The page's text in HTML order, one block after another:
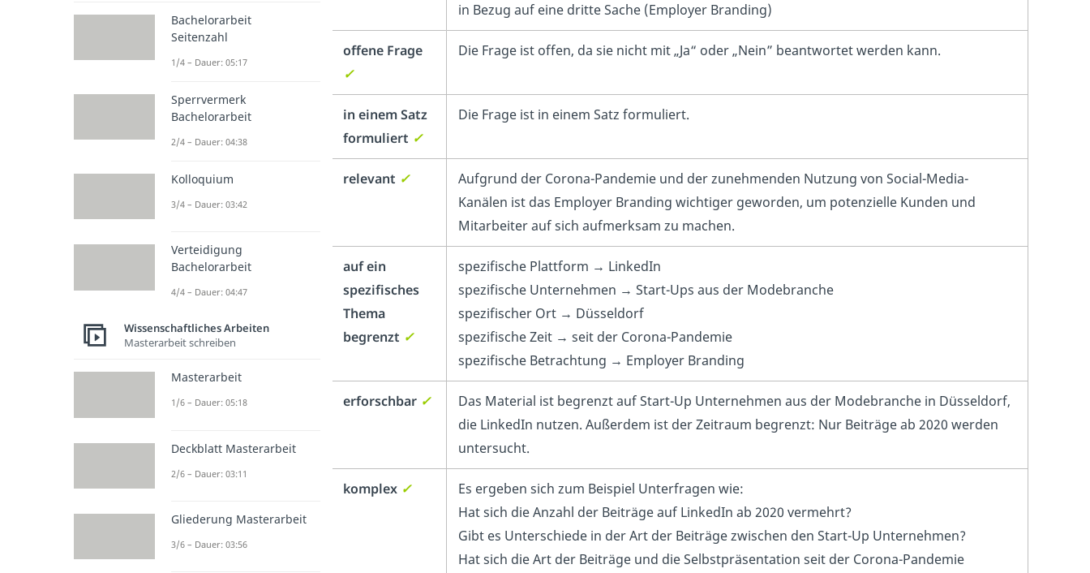
in Bezug auf eine dritte Sache (Employer Branding)
offene Frage
✓
Die Frage ist offen, da sie nicht mit „Ja“ oder „Nein” beantwortet werden kann.
in einem Satz
formuliert ✓
Die Frage ist in einem Satz formuliert.
relevant ✓
Aufgrund der Corona-Pandemie und der zunehmenden Nutzung von Social-Media-
Kanälen ist das Employer Branding wichtiger geworden, um potenzielle Kunden und
Mitarbeiter auf sich aufmerksam zu machen.
auf ein
spezifisches
Thema
begrenzt ✓
spezifische Plattform → LinkedIn
spezifische Unternehmen → Start-Ups aus der Modebranche
spezifischer Ort → Düsseldorf
spezifische Zeit → seit der Corona-Pandemie
spezifische Betrachtung → Employer Branding
erforschbar ✓
Das Material ist begrenzt auf Start-Up Unternehmen aus der Modebranche in Düsseldorf,
die LinkedIn nutzen. Außerdem ist der Zeitraum begrenzt: Nur Beiträge ab 2020 werden
untersucht.
komplex ✓
Es ergeben sich zum Beispiel Unterfragen wie:
Hat sich die Anzahl der Beiträge auf LinkedIn ab 2020 vermehrt?
Gibt es Unterschiede in der Art der Beiträge zwischen den Start-Up Unternehmen?
Hat sich die Art der Beiträge und die Selbstpräsentation seit der Corona-Pandemie
Bachelorarbeit
Seitenzahl
1/4 – Dauer: 05:17
Sperrvermerk
Bachelorarbeit
2/4 – Dauer: 04:38
Kolloquium
3/4 – Dauer: 03:42
Verteidigung
Bachelorarbeit
4/4 – Dauer: 04:47
Wissenschaftliches Arbeiten
Masterarbeit schreiben
Masterarbeit
1/6 – Dauer: 05:18
Deckblatt Masterarbeit
2/6 – Dauer: 03:11
Gliederung Masterarbeit
3/6 – Dauer: 03:56